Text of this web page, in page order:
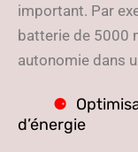
important. Par
batterie de 5000
autonomie dans
d’énergie